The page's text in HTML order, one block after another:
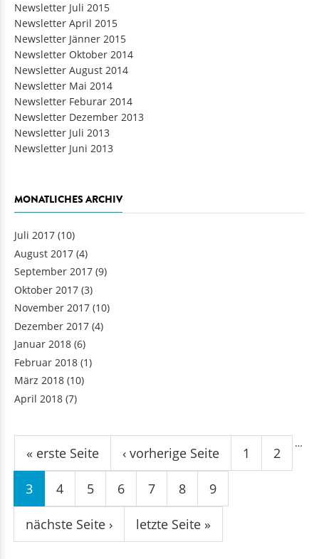
Newsletter Juli 2015
Newsletter April 2015
Newsletter Jänner 2015
Newsletter Oktober 2014
Newsletter August 2014
Newsletter Mai 2014
Newsletter Feburar 2014
Newsletter Dezember 2013
Newsletter Juli 2013
Newsletter Juni 2013
MONATLICHES ARCHIV
Juli 2017 (10)
August 2017 (4)
September 2017 (9)
Oktober 2017 (3)
November 2017 (10)
Dezember 2017 (4)
Januar 2018 (6)
Februar 2018 (1)
März 2018 (10)
April 2018 (7)
Seiten
« erste Seite ‹ vorherige Seite 1 2
3 4 5 6 7 8 9
…
nächste Seite › letzte Seite »